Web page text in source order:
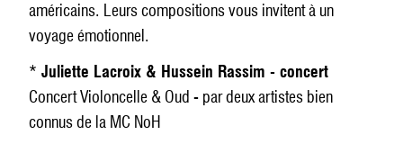
américains. Leurs compositions vous invitent à un
voyage émotionnel.
* Juliette Lacroix & Hussein Rassim - concert
Concert Violoncelle & Oud - par deux artistes bien
connus de la MC NoH